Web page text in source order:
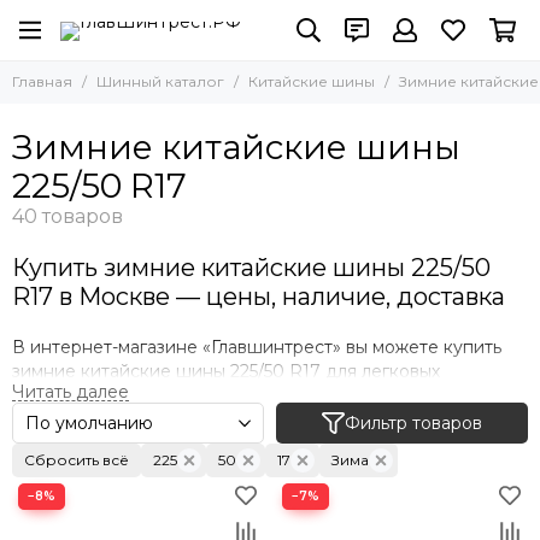
Китайские шины
Летние китайские шины
Главная Шинный каталог Китайские шины Зимние
Зимние китайские шины
225/50 R17
Купить зимние китайские шины 225/50
R17 в Москве — цены, наличие, доставка
В интернет-магазине «Главшинтрест» вы можете купить
зимние китайские шины 225/50 R17 для легковых
автомобилей и городских кроссоверов. В продаже —
надёжная резина популярных китайских брендов: Айкон,
Гудрайд, Чаоянг, Линглонг и другие. Вся продукция —
оригинальная, с гарантией и доставкой по Москве и
области.
Фильтр товаров
Сбросить всё 225 50 17 Зима
−8% −7%